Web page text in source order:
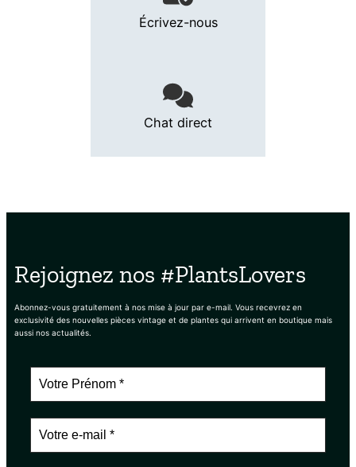
Écrivez-nous
Chat direct
Rejoignez nos #PlantsLovers
Abonnez-vous gratuitement à nos mise à jour par e-mail. Vous recevrez en
exclusivité des nouvelles pièces vintage et de plantes qui arrivent en boutique mais
aussi nos actualités.